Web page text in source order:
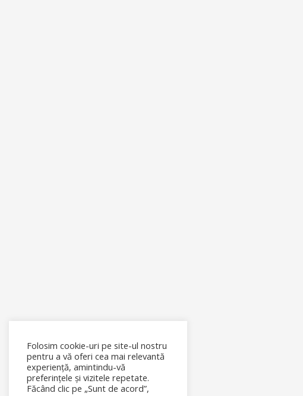
Folosim cookie-uri pe site-ul nostru
pentru a vă oferi cea mai relevantă
experiență, amintindu-vă
preferințele și vizitele repetate.
Făcând clic pe „Sunt de acord”,